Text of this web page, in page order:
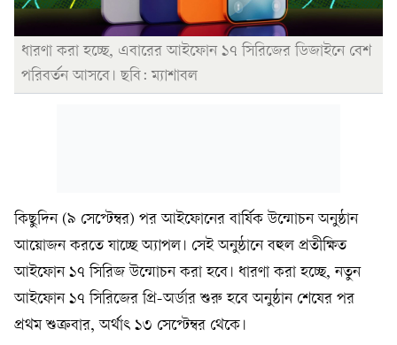
ধারণা করা হচ্ছে, এবারের আইফোন ১৭ সিরিজের ডিজাইনে বেশ
পরিবর্তন আসবে। ছবি: ম্যাশাবল
কিছুদিন (৯ সেপ্টেম্বর) পর আইফোনের বার্ষিক উন্মোচন অনুষ্ঠান
আয়োজন করতে যাচ্ছে অ্যাপল। সেই অনুষ্ঠানে বহুল প্রতীক্ষিত
আইফোন ১৭ সিরিজ উন্মোচন করা হবে। ধারণা করা হচ্ছে, নতুন
আইফোন ১৭ সিরিজের প্রি-অর্ডার শুরু হবে অনুষ্ঠান শেষের পর
প্রথম শুক্রবার, অর্থাৎ ১৩ সেপ্টেম্বর থেকে।